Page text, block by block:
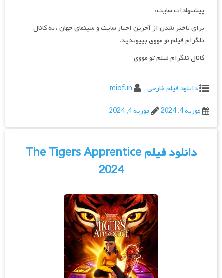
پیشنهادات سایت:
برای باخبر شدن از آخرین اخبار سایت و سینمای جهان ، به کانال
تلگرام فیلم تو مووی بپیوندید.
کانال تلگرام فیلم تو مووی
دانلود فیلم خارجی
miofun
فوریه 4, 2024
فوریه 4, 2024
دانلود فیلم The Tigers Apprentice
2024